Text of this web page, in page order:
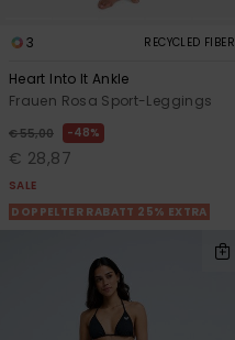
3 RECYCLED FIBER
Heart Into It Ankle
Frauen Rosa Sport-Leggings
€ 55,00 48%
€ 28,87
SALE
DOPPELTER RABATT 25% EXTRA